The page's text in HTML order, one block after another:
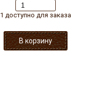
1 доступно для заказа